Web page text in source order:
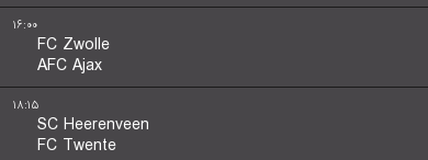
۱۶:۰۰
FC Zwolle
AFC Ajax
۱۸:۱۵
SC Heerenveen
FC Twente